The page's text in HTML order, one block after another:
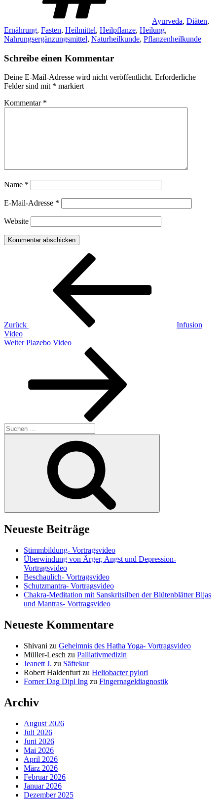
Ayurveda, Diäten,
Ernährung, Fasten, Heilmittel, Heilpflanze, Heilung,
Nahrungsergänzungsmittel, Naturheilkunde, Pflanzenheilkunde
Schreibe einen Kommentar
Deine E-Mail-Adresse wird nicht veröffentlicht. Erforderliche
Felder sind mit * markiert
Kommentar *
Name *
E-Mail-Adresse *
Website
Beitragsnavigation
Zurück
Infusion
Video
Nächster
Weiter Plazebo Video
Suchen
nach:
Neueste Beiträge
Stimmbildung- Vortragsvideo
Überwindung von Ärger, Angst und Depression-
Vortragsvideo
Beschaulich- Vortragsvideo
Schutzmantra- Vortragsvideo
Chakra-Meditation mit Sanskritsilben der Blütenblätter Bijas
und Mantras- Vortragsvideo
Neueste Kommentare
Shivani zu Geheimnis des Hatha Yoga- Vortragsvideo
Müller-Lesch zu Palliativmedizin
Jeanett J. zu Säftekur
Robert Haldenfurt zu Heliobacter pylori
Forner Dag Dipl Ing zu Fingernageldiagnostik
Archiv
August 2026
Juli 2026
Juni 2026
Mai 2026
April 2026
März 2026
Februar 2026
Januar 2026
Dezember 2025